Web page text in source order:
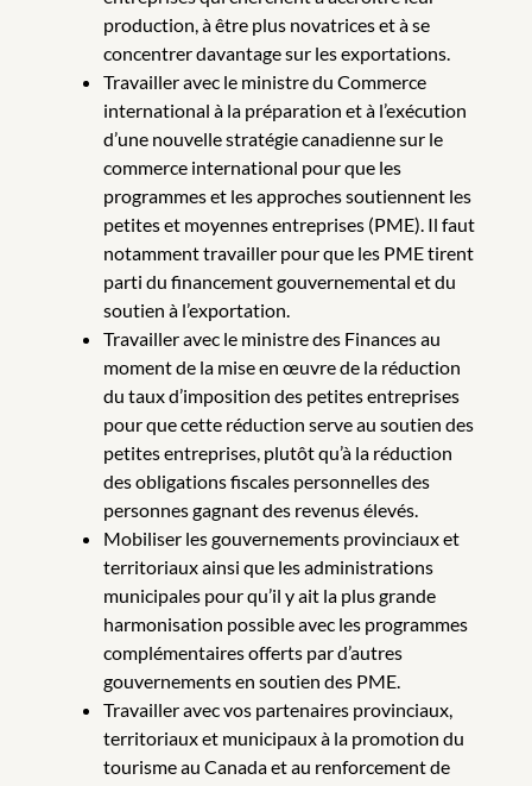
production, à être plus novatrices et à se
concentrer davantage sur les exportations.
Travailler avec le ministre du Commerce
international à la préparation et à l’exécution
d’une nouvelle stratégie canadienne sur le
commerce international pour que les
programmes et les approches soutiennent les
petites et moyennes entreprises (PME). Il faut
notamment travailler pour que les PME tirent
parti du financement gouvernemental et du
soutien à l’exportation.
Travailler avec le ministre des Finances au
moment de la mise en œuvre de la réduction
du taux d’imposition des petites entreprises
pour que cette réduction serve au soutien des
petites entreprises, plutôt qu’à la réduction
des obligations fiscales personnelles des
personnes gagnant des revenus élevés.
Mobiliser les gouvernements provinciaux et
territoriaux ainsi que les administrations
municipales pour qu’il y ait la plus grande
harmonisation possible avec les programmes
complémentaires offerts par d’autres
gouvernements en soutien des PME.
Travailler avec vos partenaires provinciaux,
territoriaux et municipaux à la promotion du
tourisme au Canada et au renforcement de